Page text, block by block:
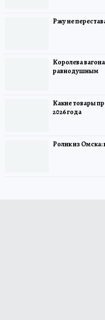
Ржу не
Королева
равнодушным
Какие товары
2026 года
Ролик из Омска: